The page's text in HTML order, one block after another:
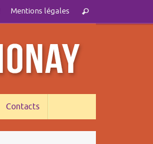
Mentions légales
pour
Rechercher
Contacts